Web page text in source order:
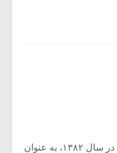
مجله آنلاین «گفتگوی هارمونیک» در سال ۱۳۸۲، به عنوان